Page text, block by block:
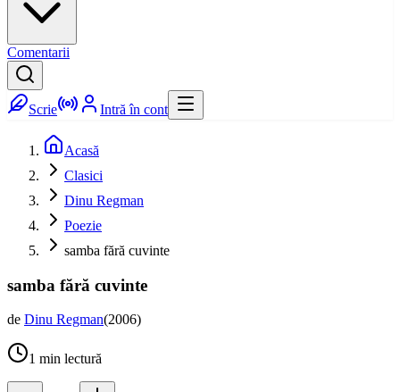
Comentarii
Scrie Intră în cont
Acasă
Clasici
Dinu Regman
Poezie
samba fără cuvinte
samba fără cuvinte
de Dinu Regman(2006)
1 min lectură